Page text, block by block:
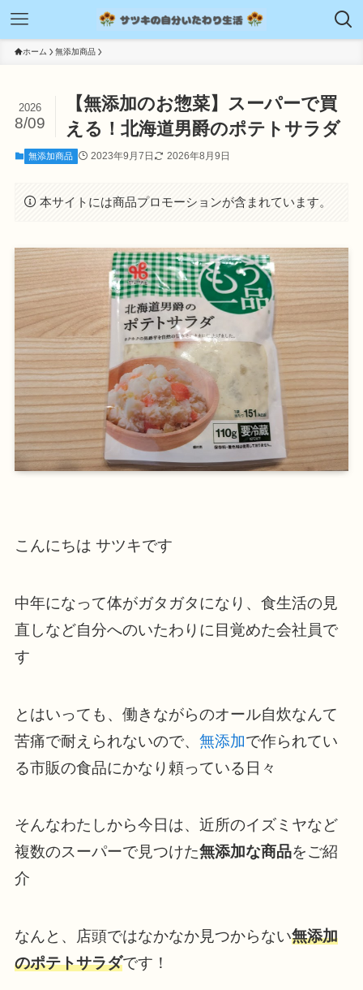
ホーム 無添加商品
【無添加のお惣菜】スーパーで買
える！北海道男爵のポテトサラダ
2026
8/09
無添加商品 2023年9月7日 2026年8月9日
本サイトには商品プロモーションが含まれています。
こんにちは サツキです
中年になって体がガタガタになり、食生活の見
直しなど自分へのいたわりに目覚めた会社員で
す
とはいっても、働きながらのオール自炊なんて
苦痛で耐えられないので、 無添加で作られてい
る市販の食品にかなり頼っている日々
そんなわたしから今日は、近所のイズミヤなど
複数のスーパーで見つけた無添加な商品をご紹
介
なんと、店頭ではなかなか見つからない無添加
のポテトサラダです！